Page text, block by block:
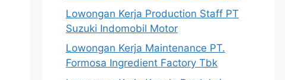
Lowongan Kerja Production Staff PT
Suzuki Indomobil Motor
Lowongan Kerja Maintenance PT.
Formosa Ingredient Factory Tbk